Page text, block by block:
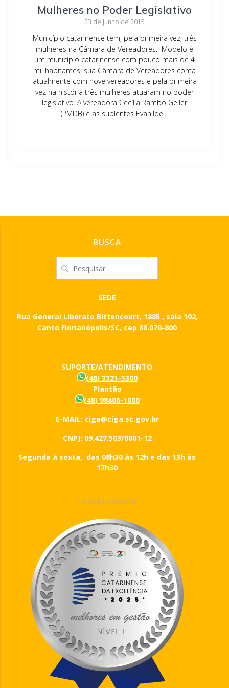
Mulheres no Poder Legislativo
23 de junho de 2015
Município catarinense tem, pela primeira vez, três
mulheres na Câmara de Vereadores. Modelo é
um município catarinense com pouco mais de 4
mil habitantes, sua Câmara de Vereadores conta
atualmente com nove vereadores e pela primeira
vez na história três mulheres atuaram no poder
legislativo. A vereadora Cecília Rambo Geller
(PMDB) e as suplentes Evanilde…
BUSCA
por:
SEDE
Rua General Liberato Bittencourt, 1885 , sala 102,
Canto Florianópolis/SC, cep 88.070-800
SUPORTE/ATENDIMENTO
(48) 3321-5300
Plantão
(48) 98406-1060
E-MAIL: ciga@ciga.sc.gov.br
CNPJ: 09.427.503/0001-12
Segunda à sexta, das 08h30 às 12h e das 13h às
17h30
Compras Públicas